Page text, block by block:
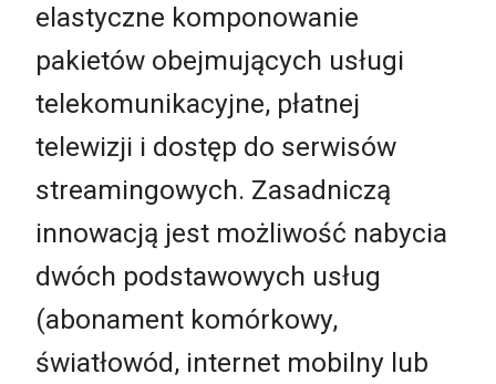
elastyczne komponowanie
pakietów obejmujących usługi
telekomunikacyjne, płatnej
telewizji i dostęp do serwisów
streamingowych. Zasadniczą
innowacją jest możliwość nabycia
dwóch podstawowych usług
(abonament komórkowy,
światłowód, internet mobilny lub